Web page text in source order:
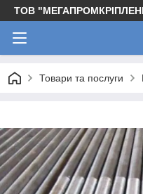
ТОВ
Товари та послуги